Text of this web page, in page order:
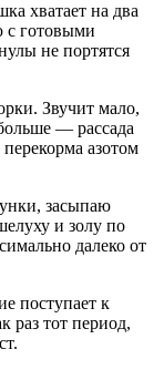
хватает на два
с готовыми
не портятся
Звучит мало,
— рассада
азотом
засыпаю
и золу по
далеко от
поступает к
раз тот период,